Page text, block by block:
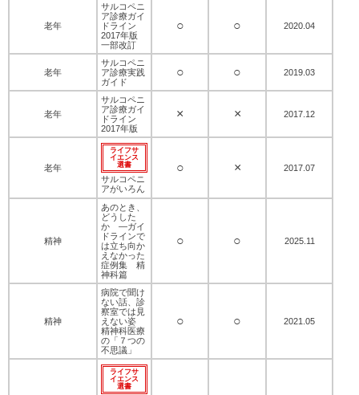
老年
サルコペニ
ア診療ガイ
ドライン
2017年版
一部改訂
○ ○ 2020.04
老年
サルコペニ
ア診療実践
ガイド
○ ○ 2019.03
老年
サルコペニ
ア診療ガイ
ドライン
2017年版
× × 2017.12
老年
ライフサ
イエンス
選書
サルコペニ
アがいろん
○ × 2017.07
精神
あのとき、
どうした
か ―ガイ
ドラインで
は立ち向か
えなかった
症例集 精
神科篇
○ ○ 2025.11
精神
病院で聞け
ない話、診
察室では見
えない姿
精神科医療
の「７つの
不思議」
○ ○ 2021.05
ライフサ
イエンス
選書